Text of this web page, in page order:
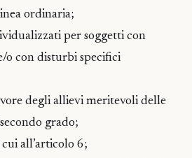
ordinaria;
per soggetti con
o con disturbi specifici
degli allievi meritevoli delle
grado;
all’articolo 6;